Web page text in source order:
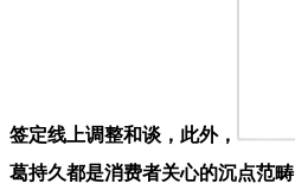
签定线上调整和谈，此外，
葛持久都是消费者关心的沉点范